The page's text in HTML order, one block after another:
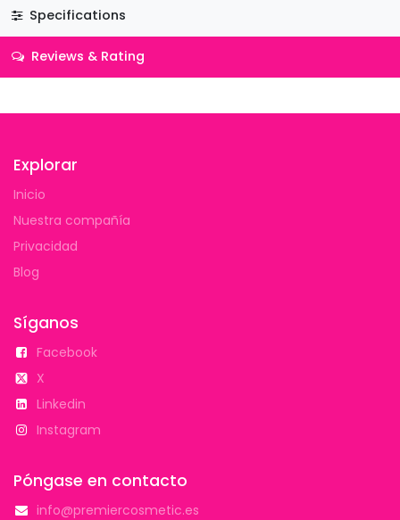
Specifications
Reviews & Rating
Explorar
Inicio
Nuestra compañía
Privacidad
Blog
Síganos
Facebook
X
Linkedin
Instagram
Póngase en contacto
info@premiercosmetic.es